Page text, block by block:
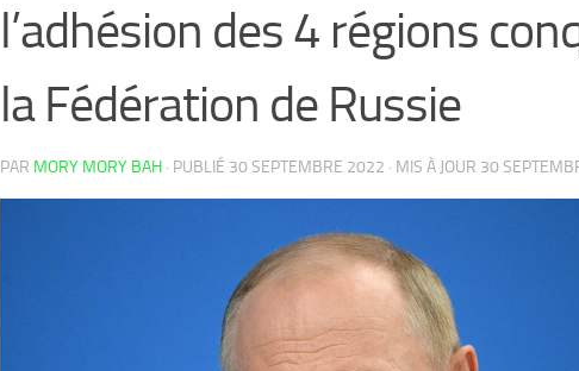
l’adhésion des 4 régions
la Fédération de Russie
PAR MORY MORY BAH · PUBLIÉ 30 SEPTEMBRE 2022 · MIS À JOUR 30